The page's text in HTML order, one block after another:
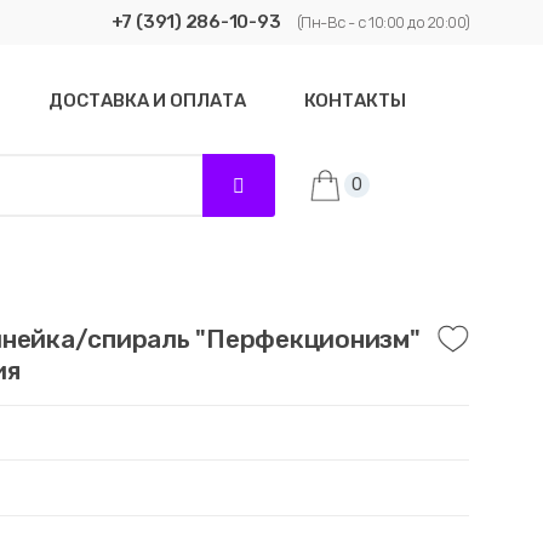
+7 (391) 286-10-93 (Пн-Вс - с 10:00 до 20:00)
ДОСТАВКА И ОПЛАТА КОНТАКТЫ
0
спираль "Перфекционизм"